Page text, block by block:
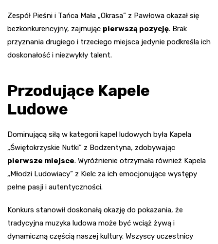
Zespół Pieśni i Tańca Mała „Okrasa” z Pawłowa okazał się
bezkonkurencyjny, zajmując pierwszą pozycję. Brak
przyznania drugiego i trzeciego miejsca jedynie podkreśla ich
doskonałość i niezwykły talent.
Przodujące Kapele
Ludowe
Dominującą siłą w kategorii kapel ludowych była Kapela
„Świętokrzyskie Nutki” z Bodzentyna, zdobywając
pierwsze miejsce. Wyróżnienie otrzymała również Kapela
„Młodzi Ludowiacy” z Kielc za ich emocjonujące występy
pełne pasji i autentyczności.
Konkurs stanowił doskonałą okazję do pokazania, że
tradycyjna muzyka ludowa może być wciąż żywą i
dynamiczną częścią naszej kultury. Wszyscy uczestnicy